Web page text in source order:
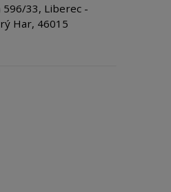
596/33, Liberec -
Har, 46015